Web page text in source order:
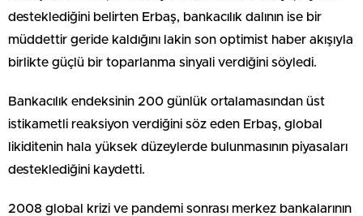
desteklediğini belirten Erbaş, bankacılık dalının ise bir
müddettir geride kaldığını lakin son optimist haber akışıyla
birlikte güçlü bir toparlanma sinyali verdiğini söyledi.
Bankacılık endeksinin 200 günlük ortalamasından üst
istikametli reaksiyon verdiğini söz eden Erbaş, global
likiditenin hala yüksek düzeylerde bulunmasının piyasaları
desteklediğini kaydetti.
2008 global krizi ve pandemi sonrası merkez bankalarının